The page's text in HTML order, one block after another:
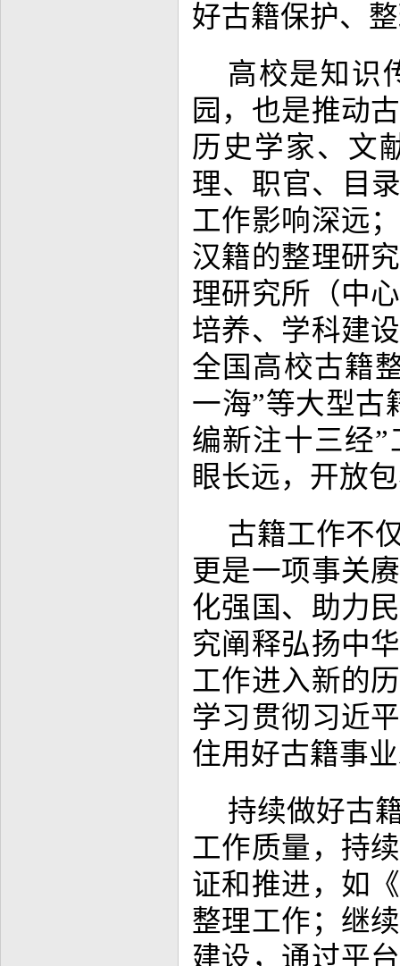
好古籍保护、
高校是知识
园，也是推动
历史学家、文
理、职官、目
工作影响深远
汉籍的整理研
理研究所（中
培养、学科建
全国高校古籍
一海”等大型古
编新注十三经
眼长远，开放
古籍工作不
更是一项事关
化强国、助力
究阐释弘扬中
工作进入新的
学习贯彻习近
住用好古籍事
持续做好古
工作质量，持
证和推进，如
整理工作；继
建设，通过平